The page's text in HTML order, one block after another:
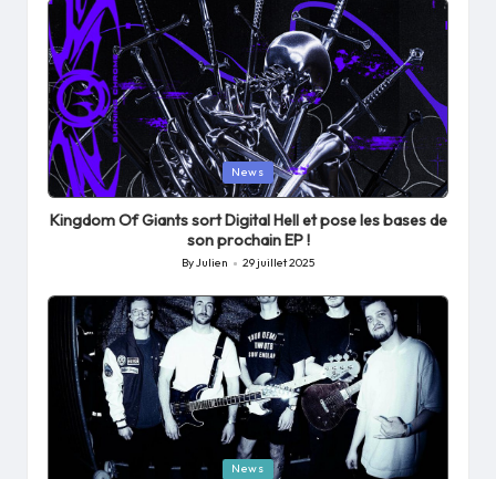
Posted
in
News
Kingdom Of Giants sort Digital Hell et pose les bases de
son prochain EP !
Posted
ByJulien 29 juillet 2025
Posted
News